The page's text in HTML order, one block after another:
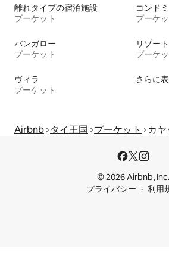
離れタイプの宿泊施設
プーケット
コンド
プーケ
バンガロー
プーケット
リゾート
プーケ
ヴィラ
プーケット
さらに
Airbnb タイ王国 プーケット カ
© 2026 Airbnb, Inc.
プライバシー
利用